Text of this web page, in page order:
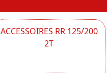
ACCESSOIRES RR 125/200
2T